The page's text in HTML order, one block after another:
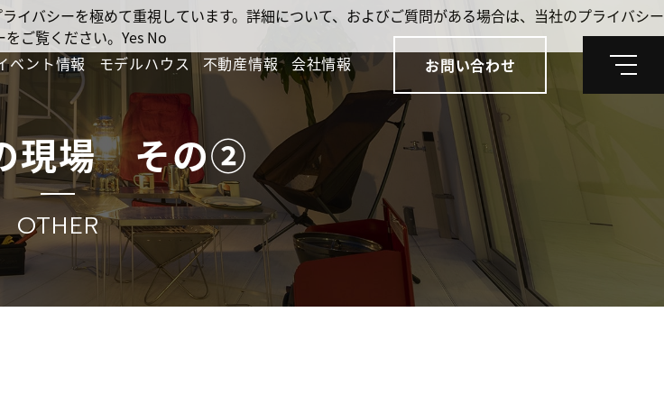
ベント情報 モデルハウス 不動産情報 会社情報 お問い合わせ
メ
現場 その②
OTHER
バシーを極めて重視しています。詳細について、およびご質問がある場合は、当社のプライバシー
ご覧ください。 Yes No